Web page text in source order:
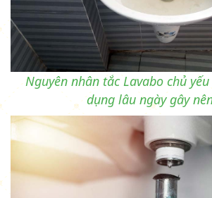
Nguyên nhân tắc Lavabo chủ
dụng lâu ngày gây